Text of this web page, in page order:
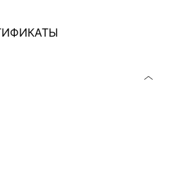
ПЛАТЬЕ ИЗ ВИСКОЗЫ И ХЛОПКА